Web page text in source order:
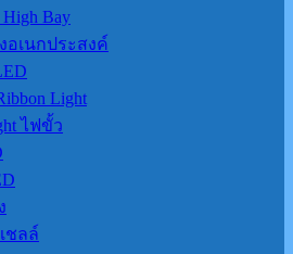
Bay
อเนกประสงค์
Light
ไฟขั้ว
ชลล์